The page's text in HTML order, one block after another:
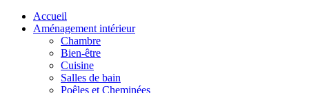
Accueil
Aménagement intérieur
Chambre
Bien-être
Cuisine
Salles de bain
Poêles et Cheminées